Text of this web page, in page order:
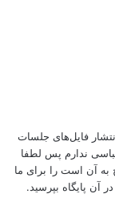
فایل‌های جلسات
ندارم پس لطفا
آن است را برای ما
آن پایگاه بپرسید.